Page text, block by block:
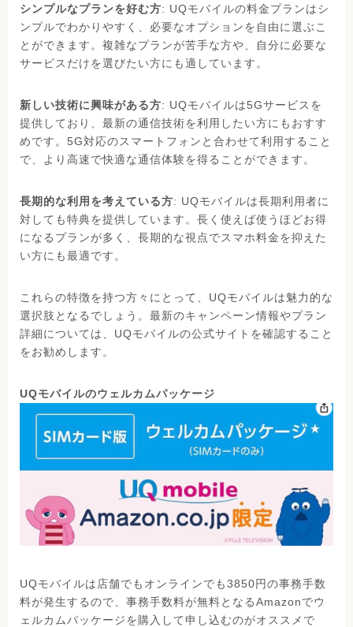
シンプルなプランを好む方: UQモバイルの料金プランはシ
ンプルでわかりやすく、必要なオプションを自由に選ぶこ
とができます。複雑なプランが苦手な方や、自分に必要な
サービスだけを選びたい方にも適しています。
新しい技術に興味がある方: UQモバイルは5Gサービスを
提供しており、最新の通信技術を利用したい方にもおすす
めです。5G対応のスマートフォンと合わせて利用すること
で、より高速で快適な通信体験を得ることができます。
長期的な利用を考えている方: UQモバイルは長期利用者に
対しても特典を提供しています。長く使えば使うほどお得
になるプランが多く、長期的な視点でスマホ料金を抑えた
い方にも最適です。
これらの特徴を持つ方々にとって、UQモバイルは魅力的な
選択肢となるでしょう。最新のキャンペーン情報やプラン
詳細については、UQモバイルの公式サイトを確認すること
をお勧めします。
UQモバイルのウェルカムパッケージ
UQモバイルは店舗でもオンラインでも3850円の事務手数
料が発生するので、事務手数料が無料となるAmazonでウ
ェルカムパッケージを購入して申し込むのがオススメで